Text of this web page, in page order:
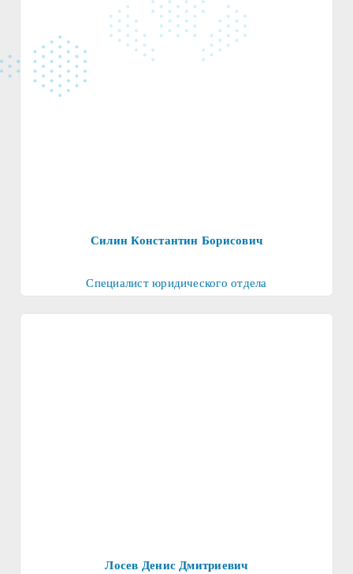
Силин Константин Борисович
Специалист юридического отдела
Лосев Денис Дмитриевич